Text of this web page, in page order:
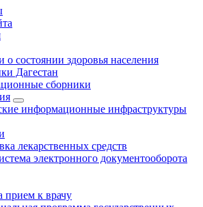
о состоянии здоровья населения
Дагестан
сборники
информационные инфраструктуры
лекарственных средств
электронного документооборота
прием к врачу